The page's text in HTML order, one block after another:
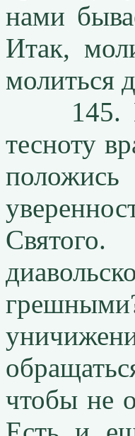
нами
Итак,
молиться
145. Не
тесноту
чтобы не